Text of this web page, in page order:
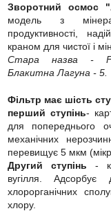
Зворотний осмос
модель з
продуктивності,
краном для чистої і
Стара назва -
Блакитна Лагуна - 5.
Фільтр має шість
перший ступінь-
для попереднього
механічних
перевищує 5 мкм
Другий ступінь -
вугілля.
хлорорганічних
хлору.